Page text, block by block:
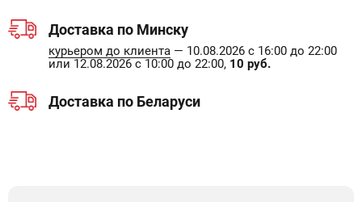
Доставка по Минску
курьером до клиента — 10.08.2026 с 16:00 до 22:00
или 12.08.2026 с 10:00 до 22:00, 10 руб.
Доставка по Беларуси